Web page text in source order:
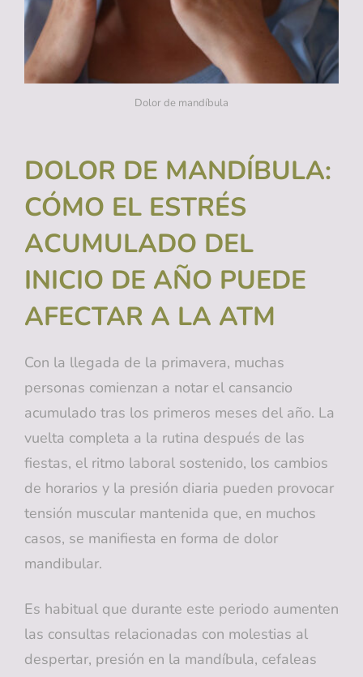
Dolor de mandíbula
DOLOR DE MANDÍBULA:
CÓMO EL ESTRÉS
ACUMULADO DEL
INICIO DE AÑO PUEDE
AFECTAR A LA ATM
Con la llegada de la primavera, muchas
personas comienzan a notar el cansancio
acumulado tras los primeros meses del año. La
vuelta completa a la rutina después de las
fiestas, el ritmo laboral sostenido, los cambios
de horarios y la presión diaria pueden provocar
tensión muscular mantenida que, en muchos
casos, se manifiesta en forma de dolor
mandibular.
Es habitual que durante este periodo aumenten
las consultas relacionadas con molestias al
despertar, presión en la mandíbula, cefaleas